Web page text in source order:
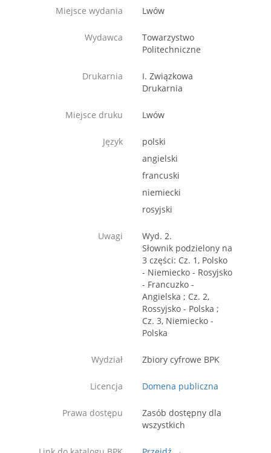
Miejsce wydania Lwów
Wydawca
Towarzystwo
Politechniczne
Drukarnia
I. Związkowa
Drukarnia
Miejsce druku Lwów
Język
polski
angielski
francuski
niemiecki
rosyjski
Uwagi
Wyd. 2.
Słownik podzielony na
3 części: Cz. 1, Polsko
- Niemiecko - Rosyjsko
- Francuzko -
Angielska ; Cz. 2,
Rossyjsko - Polska ;
Cz. 3, Niemiecko -
Polska
Wydział Zbiory cyfrowe BPK
Licencja Domena publiczna
Prawa dostępu
Zasób dostępny dla
wszystkich